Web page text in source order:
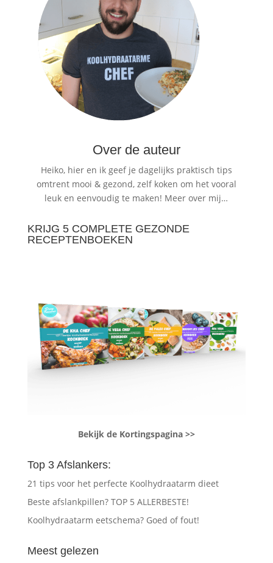
Over de auteur
Heiko, hier en ik geef je dagelijks praktisch tips
omtrent mooi & gezond, zelf koken om het vooral
leuk en eenvoudig te maken! Meer over mij…
KRIJG 5 COMPLETE GEZONDE
RECEPTENBOEKEN
Bekijk de Kortingspagina >>
Top 3 Afslankers:
21 tips voor het perfecte Koolhydraatarm dieet
Beste afslankpillen? TOP 5 ALLERBESTE!
Koolhydraatarm eetschema? Goed of fout!
Meest gelezen